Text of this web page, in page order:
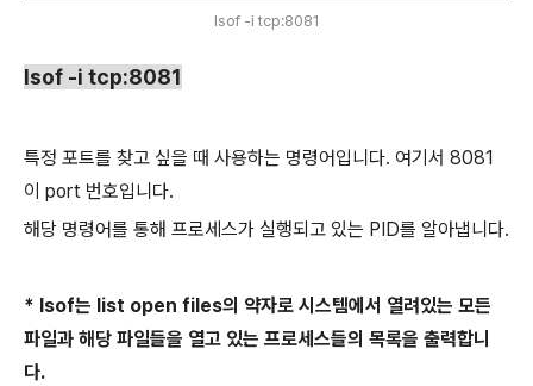
lsof -i tcp:8081
lsof -i tcp:8081
특정 포트를 찾고 싶을 때 사용하는 명령어입니다. 여기서 8081
이 port 번호입니다.
해당 명령어를 통해 프로세스가 실행되고 있는 PID를 알아냅니다.
* lsof는 list open files의 약자로 시스템에서 열려있는 모든
파일과 해당 파일들을 열고 있는 프로세스들의 목록을 출력합니
다.